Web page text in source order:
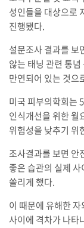
성인들을 대상으로
진행됐다.
설문조사 결과를 보
않는 태닝 관련 통
만연되어 있는 것으
미국 피부의학회는
인식개선을 위한 월
위험성을 낮추기 위
조사결과를 보면 안
좋은 습관의 실제
쏠리게 했다.
이 때문에 유해한
사이에 격차가 나타